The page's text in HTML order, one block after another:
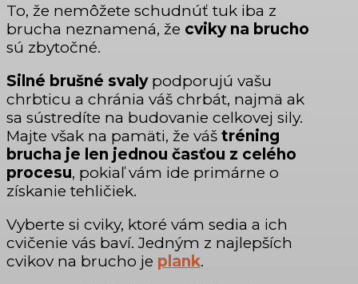
To, že nemôžete schudnúť tuk iba z
brucha neznamená, že cviky na brucho
sú zbytočné.
Silné brušné svalypodporujú vašu
chrbticu a chránia váš chrbát, najmä ak
sa sústredíte na budovanie celkovej sily.
Majte však na pamäti, že váš tréning
brucha je len jednou časťou z celého
procesu, pokiaľ vám ide primárne o
získanie tehličiek.
Vyberte si cviky, ktoré vám sedia a ich
cvičenie vás baví. Jedným z najlepších
cvikov na brucho je plank.